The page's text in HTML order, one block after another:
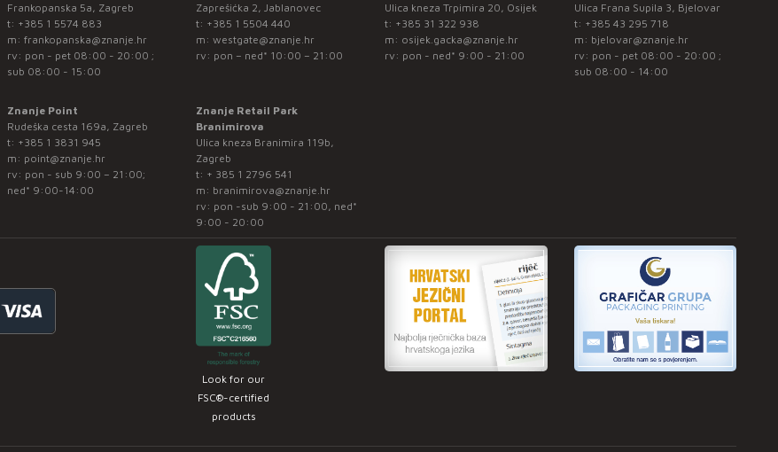
Frankopanska 5a, Zagreb
t: +385 1 5574 883
m: frankopanska@znanje.hr
rv: pon - pet 08:00 - 20:00 ;
sub 08:00 - 15:00
Zaprešićka 2, Jablanovec
t: +385 1 5504 440
m: westgate@znanje.hr
rv: pon – ned* 10:00 – 21:00
Ulica kneza Trpimira 20, Osijek
t: +385 31 322 938
m: osijek.gacka@znanje.hr
rv: pon - ned* 9:00 - 21:00
Ulica Frana Supila 3, Bjelovar
t: +385 43 295 718
m: bjelovar@znanje.hr
rv: pon - pet 08:00 - 20:00 ;
sub 08:00 - 14:00
Znanje Point
Rudeška cesta 169a, Zagreb
t: +385 1 3831 945
m: point@znanje.hr
rv: pon - sub 9:00 – 21:00;
ned* 9:00-14:00
Znanje Retail Park
Branimirova
Ulica kneza Branimira 119b,
Zagreb
t: + 385 1 2796 541
m: branimirova@znanje.hr
rv: pon -sub 9:00 - 21:00, ned*
9:00 - 20:00
Look for our
FSC®-certified
products